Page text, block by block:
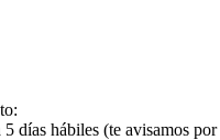
5 días hábiles (te avisamos